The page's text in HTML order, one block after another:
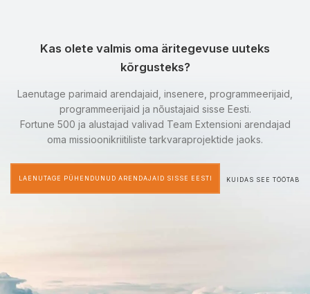
Kas olete valmis oma äritegevuse uuteks
kõrgusteks?
Laenutage parimaid arendajaid, insenere, programmeerijaid,
programmeerijaid ja nõustajaid sisse Eesti.
Fortune 500 ja alustajad valivad Team Extensioni arendajad
oma missioonikriitiliste tarkvaraprojektide jaoks.
LAENUTAGE PÜHENDUNUD ARENDAJAID SISSE EESTI KUIDAS SEE TÖÖTAB